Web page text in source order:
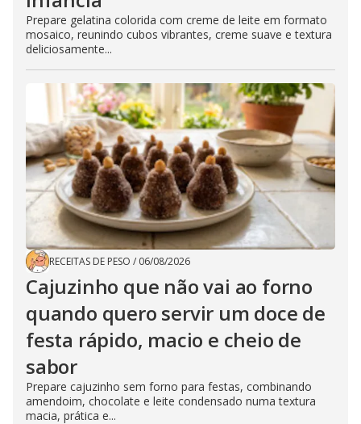
Prepare gelatina colorida com creme de leite em formato
mosaico, reunindo cubos vibrantes, creme suave e textura
deliciosamente...
RECEITAS DE PESO / 06/08/2026
Cajuzinho que não vai ao forno
quando quero servir um doce de
festa rápido, macio e cheio de
sabor
Prepare cajuzinho sem forno para festas, combinando
amendoim, chocolate e leite condensado numa textura
macia, prática e...